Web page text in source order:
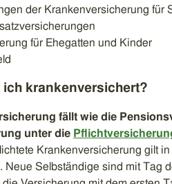
der Krankenversicherung für
für Ehegatten und Kinder
krankenversichert?
fällt wie die
unter die
Krankenversicherung gilt
Neue Selbständige sind mit Tag